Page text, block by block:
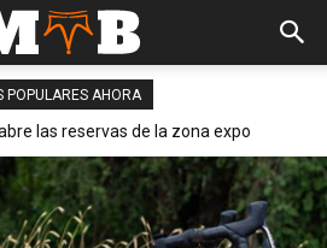
POPULARES AHORA
las reservas de la zona expo
para disfrutar de la bicicleta de montaña